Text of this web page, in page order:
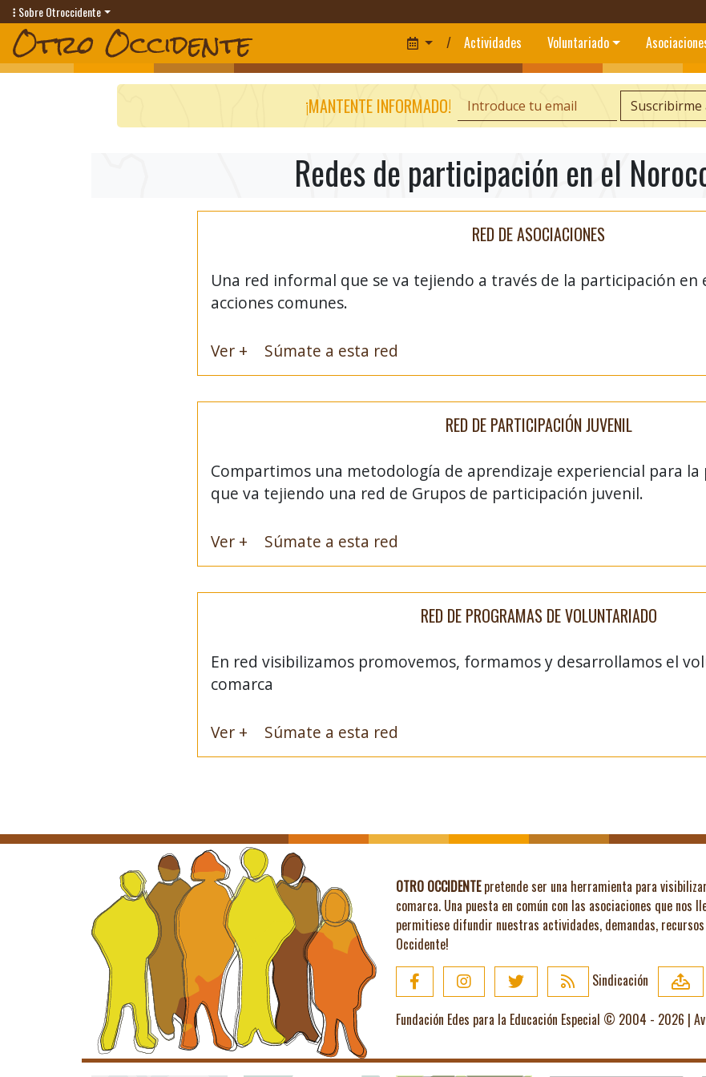
Sobre Otroccidente
/ Actividades Voluntariado
¡MANTENTE INFORMADO!
Redes de participación en el
RED DE ASOCIACIONES
Una red informal que se va tejiendo a través de la participación en
acciones comunes.
Ver + Súmate a esta red
RED DE PARTICIPACIÓN JUVENIL
Compartimos una metodología de aprendizaje experiencial para
que va tejiendo una red de Grupos de participación juvenil.
Ver + Súmate a esta red
RED DE PROGRAMAS DE VOLUNTARIADO
En red visibilizamos promovemos, formamos y desarrollamos el
comarca
Ver + Súmate a esta red
OTRO OCCIDENTEpretende ser una herramienta para
comarca. Una puesta en común con las asociaciones que nos
permitiese difundir nuestras actividades, demandas,
Occidente!
Sindicación
Fundación Edes para la Educación Especial © 2004 - 2026 |